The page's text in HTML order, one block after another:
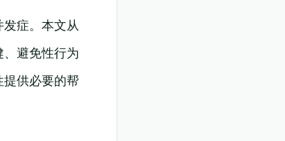
症。本文从
避免性行为
供必要的帮